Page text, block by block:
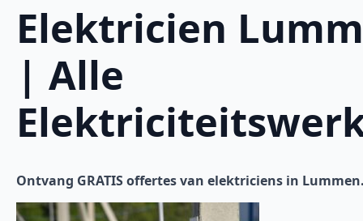
Elektricien
| Alle
Ontvang GRATIS offertes van elektriciens in